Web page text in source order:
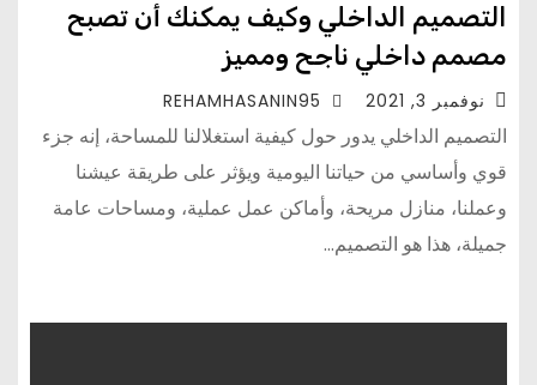
التصميم الداخلي وكيف يمكنك أن تصبح
مصمم داخلي ناجح ومميز
نوفمبر 3, 2021
التصميم الداخلي يدور حول كيفية استغلالنا للمساحة، إنه جزء
قوي وأساسي من حياتنا اليومية ويؤثر على طريقة عيشنا
وعملنا، منازل مريحة، وأماكن عمل عملية، ومساحات عامة
جميلة، هذا هو التصميم…